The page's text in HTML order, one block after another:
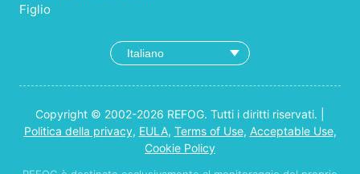
Figlio
Copyright © 2002-2026 REFOG. Tutti i diritti riservati. |
Politica della privacy, EULA, Terms of Use, Acceptable Use,
Cookie Policy